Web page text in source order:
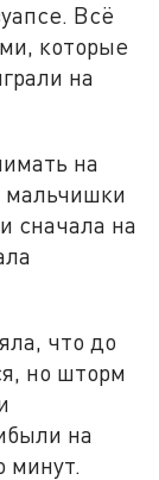
Всё
которые
на
на
мальчишки
сначала на
что до
но шторм
на
минут.